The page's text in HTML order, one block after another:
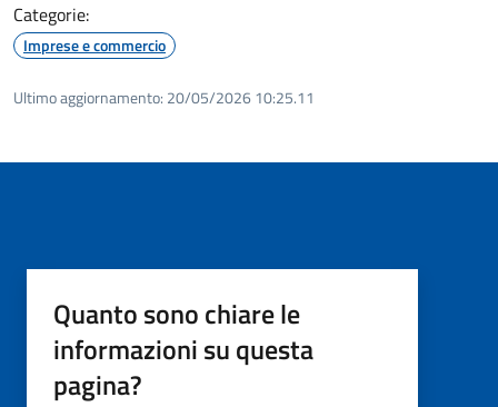
Categorie:
Imprese e commercio
Ultimo aggiornamento: 20/05/2026 10:25.11
Quanto sono chiare le
informazioni su questa
pagina?